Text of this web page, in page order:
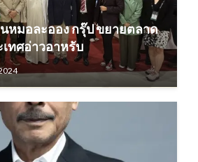
หมอละออง กรุ๊ป ขยายตลาด
ทศอ่าวอาหรับ